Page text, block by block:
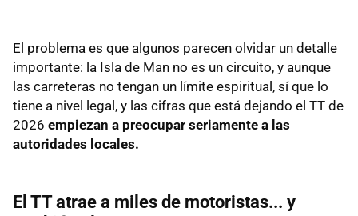
El problema es que algunos parecen olvidar un detalle
importante: la Isla de Man no es un circuito, y aunque
las carreteras no tengan un límite espiritual, sí que lo
tiene a nivel legal, y las cifras que está dejando el TT de
2026 empiezan a preocupar seriamente a las
autoridades locales.
El TT atrae a miles de motoristas... y